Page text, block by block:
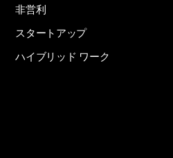
非営利
スタートアップ
ハイブリッド ワーク